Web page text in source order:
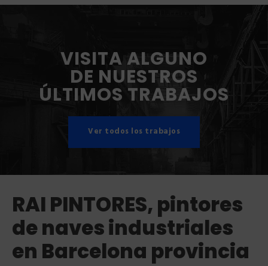
VISITA ALGUNO
DE NUESTROS
ÚLTIMOS TRABAJOS
Ver todos los trabajos
RAI PINTORES, pintores
de naves industriales
en Barcelona provincia